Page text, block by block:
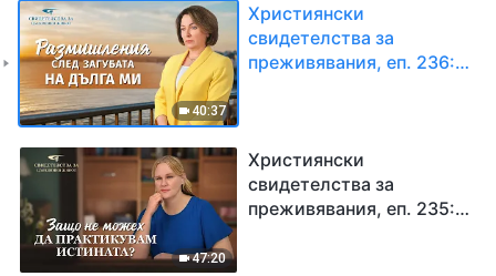
40:37
Християнски
свидетелства за
преживявания, еп. 236:
47:20
Християнски
свидетелства за
преживявания, еп. 235: